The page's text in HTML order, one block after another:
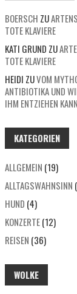
I
V
BOERSCH ZU
TOTE KLAVIERE
KATI GRUND ZU
TOTE KLAVIERE
HEIDI ZUVOM
ANTIBIOTIKA UND
IHM ENTZIEHEN KANN
KATEGORIEN
ALLGEMEIN (19)
ALLTAGSWAHNSINN
HUND (4)
KONZERTE(12)
REISEN (36)
WOLKE